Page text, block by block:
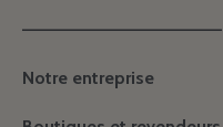
———————————————
Notre entreprise